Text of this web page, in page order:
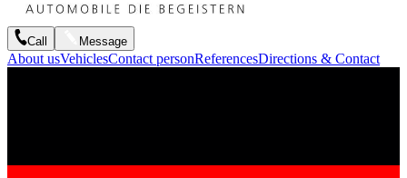
Call Message
About usVehiclesContact personReferencesDirections & Contact